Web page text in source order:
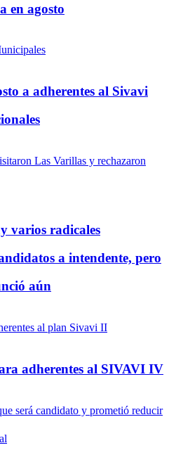
en agosto
a adherentes al Sivavi
varios radicales
a intendente, pero
aún
adherentes al SIVAVI IV